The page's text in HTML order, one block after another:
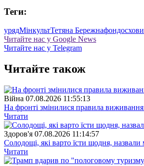
Теги:
урядМінкультТетяна Бережна
Читайте нас у Google News
Читайте нас у Telegram
Читайте також
Війна 07.08.2026 11:55:13
На фронті змінилися правила
Читати
Здоров'я 07.08.2026 11:14:57
Солодощі, які варто їсти щодня, назвали
Читати